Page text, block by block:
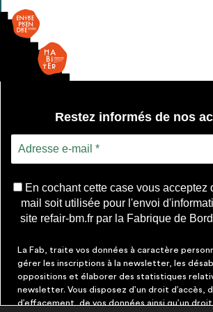
Restez informés de nos
En cochant cette case vous acceptez
mail soit utilisée pour l'envoi
site refair-bm.fr par la Fabrique de
La Fab, traite vos données à caractère
gérer les inscriptions à la newsletter, les
oppositions et élaborer des statistiques
newsletter. Vous disposez d’un droit d’accès,
d’effacement, de vos données ainsi qu’un